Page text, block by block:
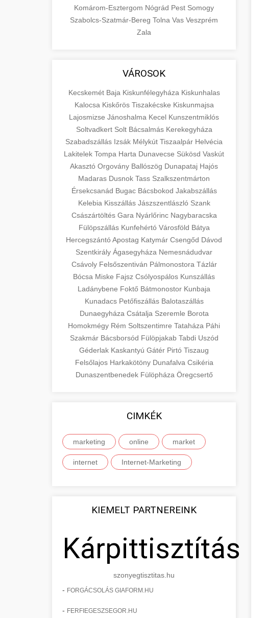
Komárom-Esztergom Nógrád Pest Somogy
Szabolcs-Szatmár-Bereg Tolna Vas Veszprém
Zala
VÁROSOK
Kecskemét Baja Kiskunfélegyháza Kiskunhalas
Kalocsa Kiskőrös Tiszakécske Kiskunmajsa
Lajosmizse Jánoshalma Kecel Kunszentmiklós
Soltvadkert Solt Bácsalmás Kerekegyháza
Szabadszállás Izsák Mélykút Tiszaalpár Helvécia
Lakitelek Tompa Harta Dunavecse Sükösd Vaskút
Akasztó Orgovány Ballószög Dunapataj Hajós
Madaras Dusnok Tass Szalkszentmárton
Érsekcsanád Bugac Bácsbokod Jakabszállás
Kelebia Kisszállás Jászszentlászló Szank
Császártöltés Gara Nyárlőrinc Nagybaracska
Fülöpszállás Kunfehértó Városföld Bátya
HercegszántóApostag Katymár Csengőd Dávod
Szentkirály Ágasegyháza Nemesnádudvar
Csávoly Felsőszentiván Pálmonostora Tázlár
Bócsa Miske Fajsz Csólyospálos Kunszállás
Ladánybene Foktő Bátmonostor Kunbaja
Kunadacs Petőfiszállás Balotaszállás
Dunaegyháza Csátalja Szeremle Borota
Homokmégy Rém Soltszentimre Tataháza Páhi
Szakmár Bácsborsód Fülöpjakab Tabdi Uszód
Géderlak Kaskantyú Gátér Pirtó Tiszaug
Felsőlajos Harkakötöny Dunafalva Csikéria
Dunaszentbenedek Fülöpháza Öregcsertő
CIMKÉK
marketing online market
internet Internet-Marketing
KIEMELT PARTNEREINK
Kárpittisztítás
szonyegtisztitas.hu
- FORGÁCSOLÁS GIAFORM.HU
- FERFIEGESZSEGOR.HU